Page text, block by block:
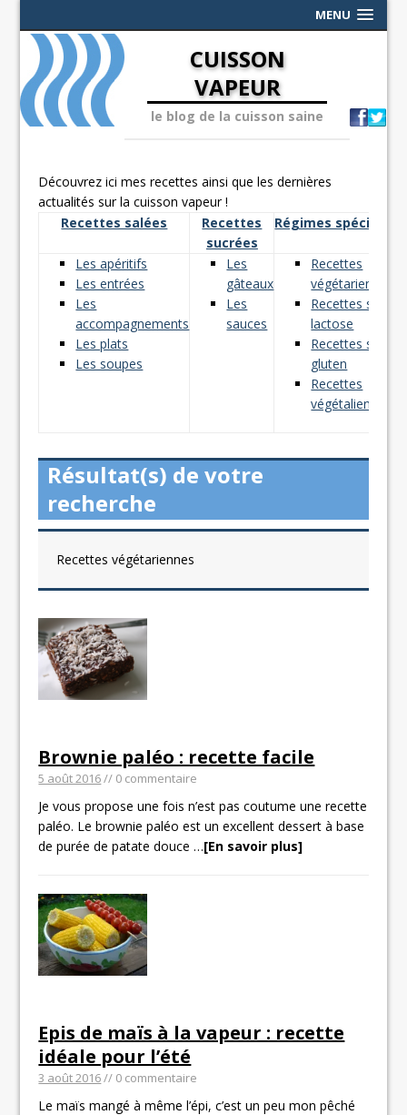
MENU
CUISSON
VAPEUR
le blog de la cuisson saine
Découvrez ici mes recettes ainsi que les dernières
actualités sur la cuisson vapeur !
Recettes salées
Recettes
sucrées
Régimes spéciaux
Les apéritifs
Les entrées
Les
accompagnements
Les plats
Les soupes
Les
gâteaux
Les
sauces
Recettes
végétariennes
Recettes sans
lactose
Recettes sans
gluten
Recettes
végétaliennes
Résultat(s) de votre
recherche
Recettes végétariennes
Brownie paléo : recette facile
5 août 2016// 0 commentaire
Je vous propose une fois n’est pas coutume une recette
paléo. Le brownie paléo est un excellent dessert à base
de purée de patate douce…[En savoir plus]
Epis de maïs à la vapeur : recette
idéale pour l’été
3 août 2016// 0 commentaire
Le maïs mangé à même l’épi, c’est un peu mon pêché